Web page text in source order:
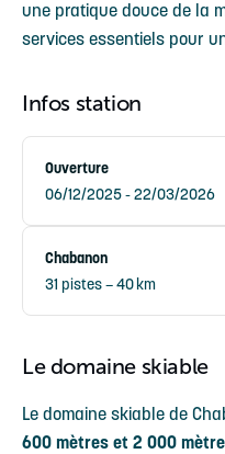
une pratique douce de la
services essentiels pour
Infos station
Ouverture
06/12/2025 - 22/03/2026
Chabanon
31 pistes – 40 km
Le domaine skiable
Le domaine skiable de
600 mètres et 2 000